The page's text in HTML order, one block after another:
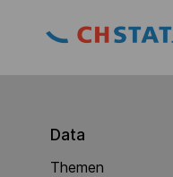
Data
Themen